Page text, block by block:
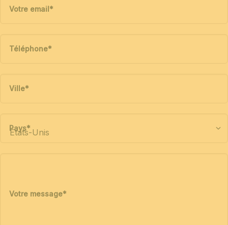
Votre email*
Téléphone*
Ville*
Pays*
Votre message*